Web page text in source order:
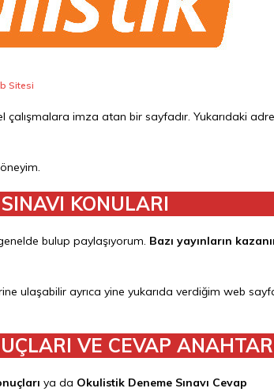
Sitesi
imza atan bir sayfadır. Yukarıdaki
KONULARI
bulup paylaşıyorum. Bazı yayınların
ulaşabilir ayrıca yine yukarıda verdiğim web
VE CEVAP
ya da Okulistik Deneme Sınavı Cevap